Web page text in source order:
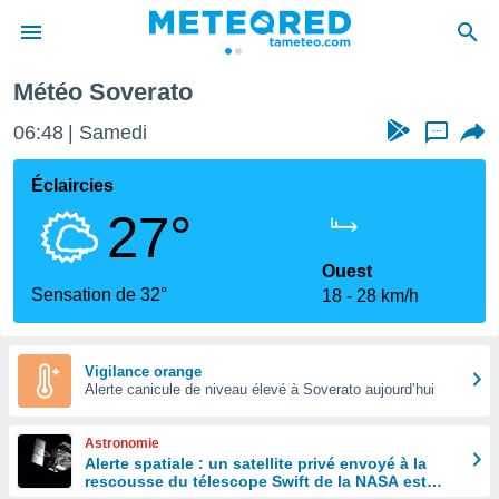
de
Météo Soverato
06:48 Samedi ...
Éclaircies
27°
Sensation de 32°
Ouest
18
28 km/h
Vigilance orange
Alerte canicule de niveau élevé à Soverato aujourd’hui
Astronomie
Alerte spatiale : un satellite privé envoyé à la
rescousse du télescope Swift de la NASA est